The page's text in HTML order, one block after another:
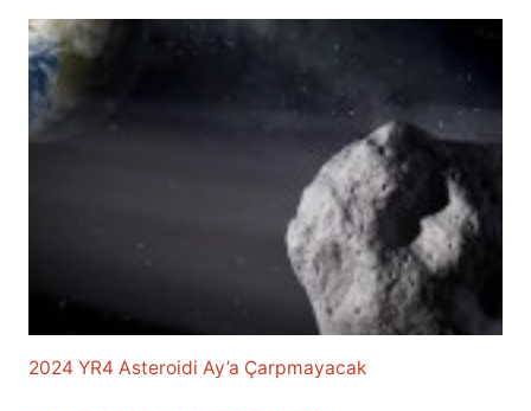
2024 YR4 Asteroidi Ay’a Çarpmayacak